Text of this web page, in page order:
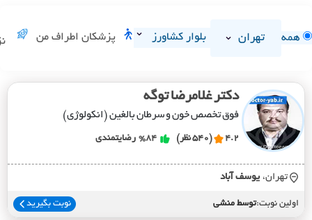
همه تهران بلوار کشاورز پزشکان اطراف من
دکتر غلامرضا توگه
فوق تخصص خون و سرطان بالغین (انکولوژی)
4.2 (540 نظر) %84 رضایتمندی
تهران، يوسف آباد
اولین نوبت:توسط منشی نوبت بگیرید